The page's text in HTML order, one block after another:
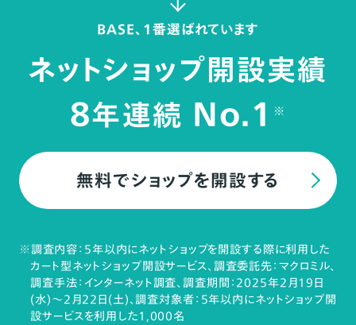
BASE、1番選ばれています
ネットショップ開設実績
8年連続 No.1 ※
無料でショップを開設する
※調査内容：5年以内にネットショップを開設する際に利用した
カート型ネットショップ開設サービス、調査委託先：マクロミル、
調査手法：インターネット調査、調査期間：2025年2月19日
(水)～2月22日(土)、調査対象者：5年以内にネットショップ開
設サービスを利用した1,000名